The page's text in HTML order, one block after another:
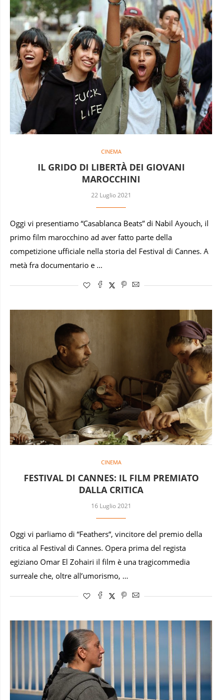
CINEMA
IL GRIDO DI LIBERTÀ DEI GIOVANI
MAROCCHINI
22 Luglio 2021
Oggi vi presentiamo “Casablanca Beats” di Nabil Ayouch, il
primo film marocchino ad aver fatto parte della
competizione ufficiale nella storia del Festival di Cannes. A
metà fra documentario e …
CINEMA
FESTIVAL DI CANNES: IL FILM PREMIATO
DALLA CRITICA
16 Luglio 2021
Oggi vi parliamo di “Feathers“, vincitore del premio della
critica al Festival di Cannes. Opera prima del regista
egiziano Omar El Zohairi il film è una tragicommedia
surreale che, oltre all’umorismo, …